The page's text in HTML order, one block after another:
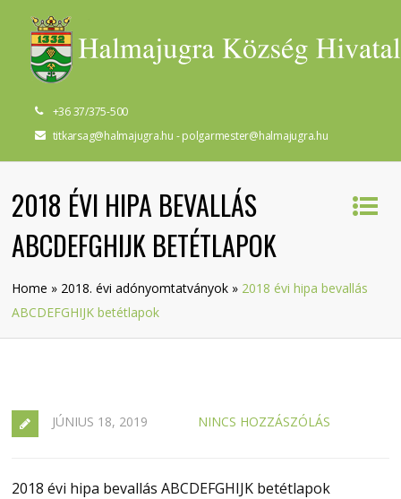
+36 37/375-500
titkarsag@halmajugra.hu - polgarmester@halmajugra.hu
2018 ÉVI HIPA BEVALLÁS
ABCDEFGHIJK BETÉTLAPOK
Home » 2018. évi adónyomtatványok » 2018 évi hipa bevallás
ABCDEFGHIJK betétlapok
JÚNIUS 18, 2019 NINCS HOZZÁSZÓLÁS
2018 évi hipa bevallás ABCDEFGHIJK betétlapok